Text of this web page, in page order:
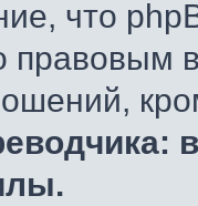
что
правовым